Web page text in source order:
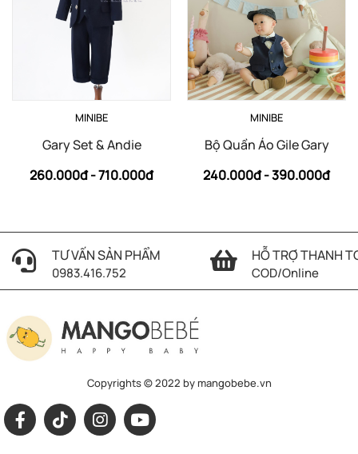
MINIBE
Gary Set & Andie
260.000đ -710.000đ
MINIBE
Bộ Quần Áo Gile Gary
240.000đ -390.000đ
TƯ VẤN SẢN PHẨM
0983.416.752
HỖ TRỢ THANH
COD/Online
Copyrights © 2022 by mangobebe.vn